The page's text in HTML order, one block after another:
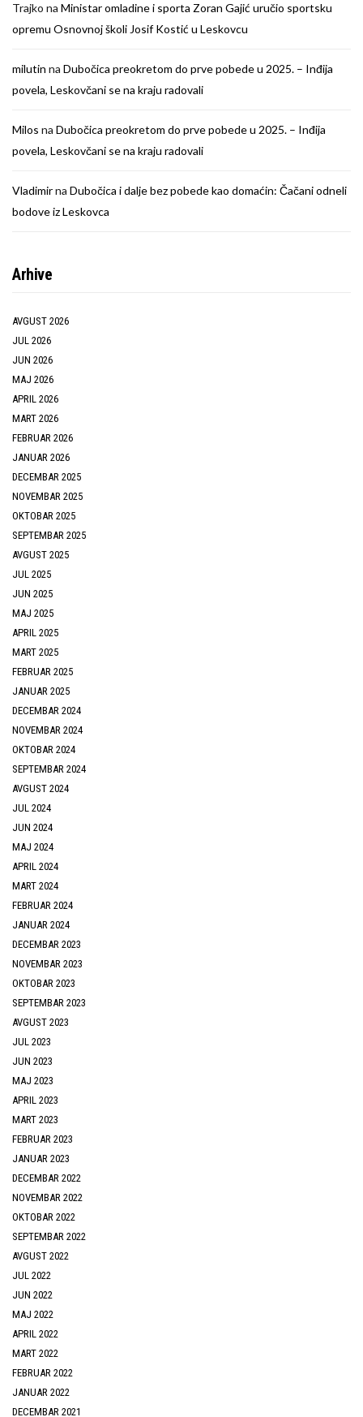
Trajko na Ministar omladine i sporta Zoran Gajić uručio sportsku
opremu Osnovnoj školi Josif Kostić u Leskovcu
milutin na Dubočica preokretom do prve pobede u 2025. – Inđija
povela, Leskovčani se na kraju radovali
Milos na Dubočica preokretom do prve pobede u 2025. – Inđija
povela, Leskovčani se na kraju radovali
Vladimirna Dubočica i dalje bez pobede kao domaćin: Čačani odneli
bodove iz Leskovca
Arhive
AVGUST 2026
JUL 2026
JUN 2026
MAJ 2026
APRIL 2026
MART 2026
FEBRUAR 2026
JANUAR 2026
DECEMBAR 2025
NOVEMBAR 2025
OKTOBAR 2025
SEPTEMBAR 2025
AVGUST 2025
JUL 2025
JUN 2025
MAJ 2025
APRIL 2025
MART 2025
FEBRUAR 2025
JANUAR 2025
DECEMBAR 2024
NOVEMBAR 2024
OKTOBAR 2024
SEPTEMBAR 2024
AVGUST 2024
JUL 2024
JUN 2024
MAJ 2024
APRIL 2024
MART 2024
FEBRUAR 2024
JANUAR 2024
DECEMBAR 2023
NOVEMBAR 2023
OKTOBAR 2023
SEPTEMBAR 2023
AVGUST 2023
JUL 2023
JUN 2023
MAJ 2023
APRIL 2023
MART 2023
FEBRUAR 2023
JANUAR 2023
DECEMBAR 2022
NOVEMBAR 2022
OKTOBAR 2022
SEPTEMBAR 2022
AVGUST 2022
JUL 2022
JUN 2022
MAJ 2022
APRIL 2022
MART 2022
FEBRUAR 2022
JANUAR 2022
DECEMBAR 2021